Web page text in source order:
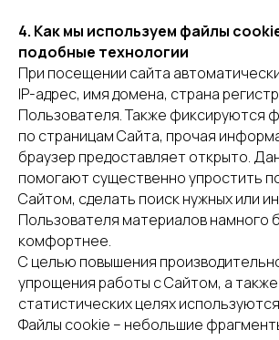
4. Как мы используем файлы
подобные технологии
При посещении сайта
IP-адрес, имя домена, страна
Пользователя. Также фиксируются
по страницам Сайта, прочая
браузер предоставляет открыто.
помогают существенно упростить
Сайтом, сделать поиск нужных или
Пользователя материалов намного
комфортнее.
С целью повышения
упрощения работы с Сайтом, а
статистических целях
Файлы cookie – небольшие